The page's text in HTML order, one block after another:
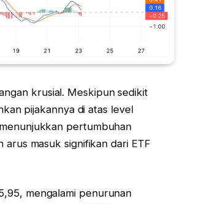
krusial. Meskipun sedikit
pijakannya di atas level
pertumbuhan
masuk signifikan dari ETF
mengalami penurunan